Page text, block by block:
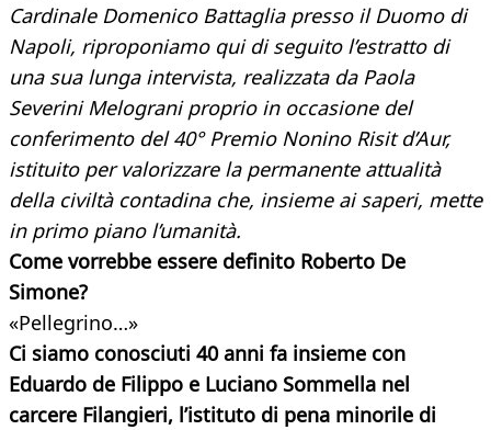
Cardinale Domenico Battaglia presso il Duomo di
Napoli, riproponiamo qui di seguito l’estratto di
una sua lunga intervista, realizzata da Paola
Severini Melograni proprio in occasione del
conferimento del 40° Premio Nonino Risit d’Aur,
istituitoper valorizzare la permanente attualità
della civiltà contadina che, insieme ai saperi, mette
in primo piano l’umanità.
Come vorrebbe essere definito Roberto De
Simone?
«Pellegrino…»
Ci siamo conosciuti 40 anni fa insieme con
Eduardo de Filippo e Luciano Sommella nel
carcere Filangieri, l’istituto di pena minorile di